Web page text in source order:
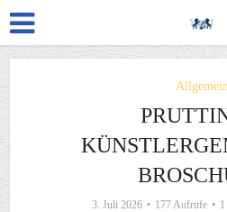
3. Juli 2026 177 Aufrufe